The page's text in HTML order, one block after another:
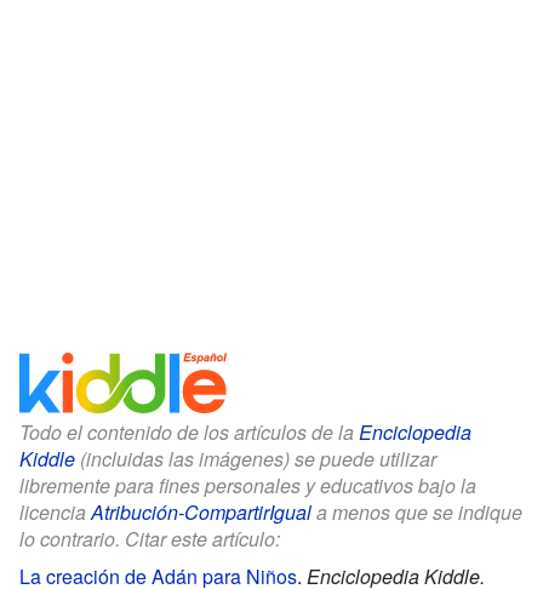
Todo el contenido de los artículos de la Enciclopedia
Kiddle (incluidas las imágenes) se puede utilizar
libremente para fines personales y educativos bajo la
licencia Atribución-CompartirIguala menos que se indique
lo contrario. Citar este artículo:
La creación de Adán para Niños. Enciclopedia Kiddle.